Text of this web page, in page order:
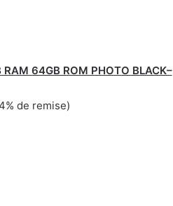
64GB ROM PHOTO BLACK–
de remise)